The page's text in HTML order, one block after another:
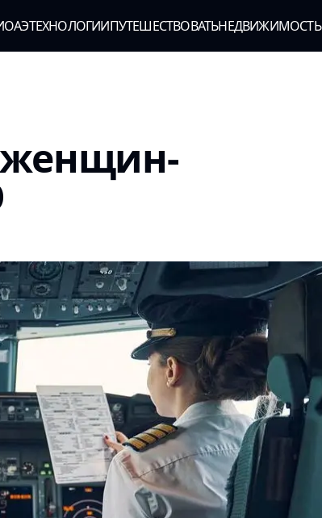
ОАЭТЕХНОЛОГИИПУТЕШЕСТВОВАТЬНЕДВИЖИМОСТЬ
женщин-